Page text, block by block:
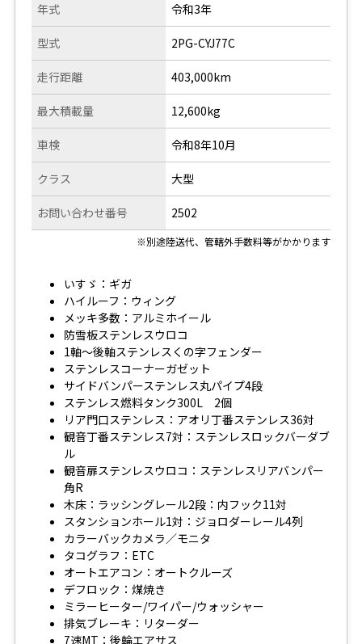
年式
型式
走行距離
令和3年
2PG-CYJ77C
403,000km
最大積載量
車検
クラス
お問い合わせ番号
12,600kg
令和8年10月
大型
2502
※別途陸送代、管轄外手数料等がかかります
いすゞ：ギガ
ハイルーフ：ウィング
メッキ多数：アルミホイール
防雪板ステンレスウロコ
1軸～後軸ステンレスくの字フェンダー
ステンレスコーナーガゼット
サイドバンパーステンレス丸パイプ4段
ステンレス燃料タンク300L 2個
リア門口ステンレス：アオリ丁番ステンレス36対
観音丁番ステンレス7対：ステンレスロックバーダブ
ル
観音扉ステンレスウロコ：ステンレスリアバンパー
角R
木床：ラッシングレール2段：内フック11対
スタンションホール1対：ジョロダーレール4列
カラーバックカメラ／モニタ
タコグラフ：ETC
オートエアコン：オートクルーズ
デフロック：煤焼き
ミラーヒーター/ワイパー/ウォッシャー
排気ブレーキ：リターダー
7速MT：後輪エアサス